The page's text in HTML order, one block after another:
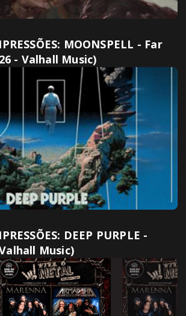
MOONSPELL - Far
- Valhall Music)
DEEP PURPLE -
Music)